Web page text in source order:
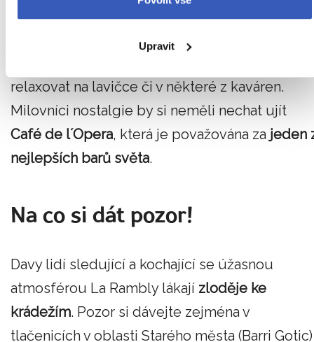
Upravit
Nasát tu pravou barcelonskou atmosféru
relaxovat na lavičce či v některé z kaváren.
Milovníci nostalgie by si neměli nechat ujít
Café de l´Opera, která je považována za jeden
nejlepších barů světa.
Na co si dát pozor!
Davy lidí sledující a kochající se úžasnou
atmosférou La Rambly lákají zloděje ke
krádežím. Pozor si dávejte zejména v
tlačenicích v oblasti Starého města (Barri Gotic)